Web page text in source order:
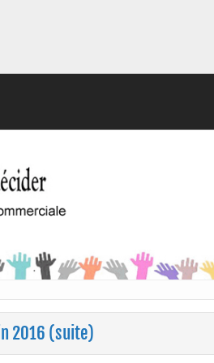
2016 (suite)